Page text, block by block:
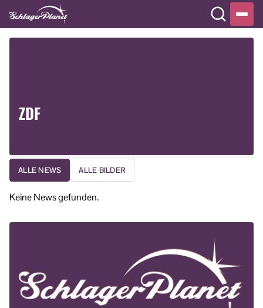
ZDF
ALLE NEWS ALLE BILDER
Keine News gefunden.